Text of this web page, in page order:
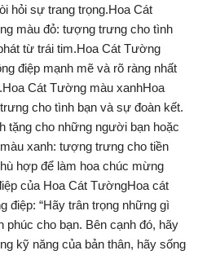
hỏi sự trang trọng.Hoa Cát
màu đỏ: tượng trưng cho tình
từ trái tim.Hoa Cát Tường
điệp mạnh mẽ và rõ ràng nhất
Cát Tường màu xanhHoa
cho tình bạn và sự đoàn kết.
tặng cho những người bạn hoặc
xanh: tượng trưng cho tiền
hợp để làm hoa chúc mừng
của Hoa Cát TườngHoa cát
điệp: “Hãy trân trọng những gì
phúc cho bạn. Bên cạnh đó, hãy
kỹ năng của bản thân, hãy sống